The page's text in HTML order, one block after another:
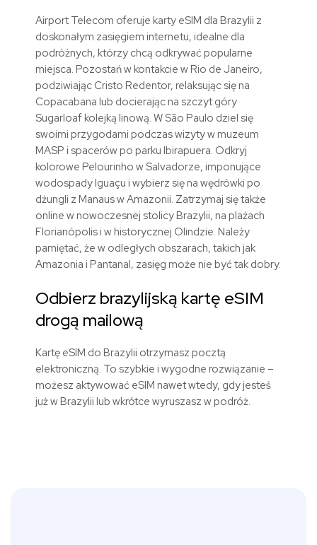
Airport Telecom oferuje karty eSIM dla Brazylii z
doskonałym zasięgiem internetu, idealne dla
podróżnych, którzy chcą odkrywać popularne
miejsca. Pozostań w kontakcie w Rio de Janeiro,
podziwiając Cristo Redentor, relaksując się na
Copacabana lub docierając na szczyt góry
Sugarloaf kolejką linową. W São Paulo dziel się
swoimi przygodami podczas wizyty w muzeum
MASP i spacerów po parku Ibirapuera. Odkryj
kolorowe Pelourinho w Salvadorze, imponujące
wodospady Iguaçu i wybierz się na wędrówki po
dżungli z Manaus w Amazonii. Zatrzymaj się także
online w nowoczesnej stolicy Brazylii, na plażach
Florianópolis i w historycznej Olindzie. Należy
pamiętać, że w odległych obszarach, takich jak
Amazonia i Pantanal, zasięg może nie być tak dobry.
Odbierz brazylijską kartę eSIM
drogą mailową
Kartę eSIM do Brazylii otrzymasz pocztą
elektroniczną. To szybkie i wygodne rozwiązanie –
możesz aktywować eSIM nawet wtedy, gdy jesteś
już w Brazylii lub wkrótce wyruszasz w podróż.